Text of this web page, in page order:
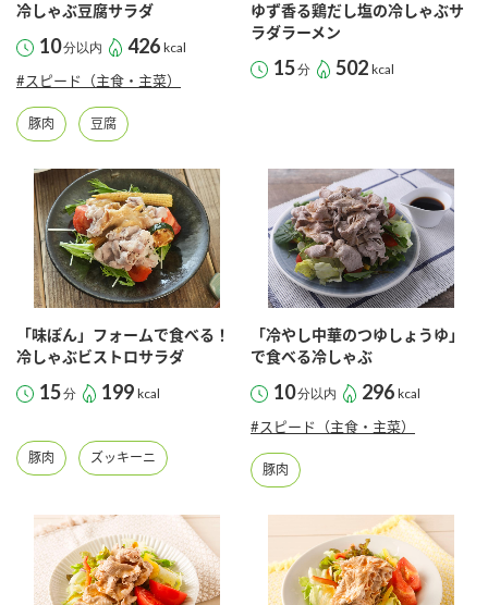
お酢を知ろう！
すしラボ
納豆の豆知識
鍋奉行マニュアル
ミツカンのCM
ロングセラー商品 ＋ おすすめレシピ
人気商品 ＋ おすすめレシピ
各部門が大切にしていること
おいしさと健康への取り組み
キッザニア東京「ぽん酢工房」
お問い合わせ
地図から取り扱い店舗を探す
ミツカン公式通販
検索
業務用サイト ミツカングループについて
冷しゃぶ豆腐サラダ
10分以内 426 kcal
#スピード（主食・主菜）
豚肉 豆腐
ゆず香る鶏だし塩の冷しゃぶサ
ラダラーメン
15分 502 kcal
「味ぽん」フォームで食べる！
冷しゃぶビストロサラダ
15分 199 kcal
豚肉 ズッキーニ
「冷やし中華のつゆしょうゆ」
で食べる冷しゃぶ
10分以内 296 kcal
#スピード（主食・主菜）
豚肉